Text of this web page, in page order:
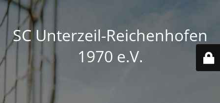
SC Unterzeil-Reichenhofen
1970 e.V.